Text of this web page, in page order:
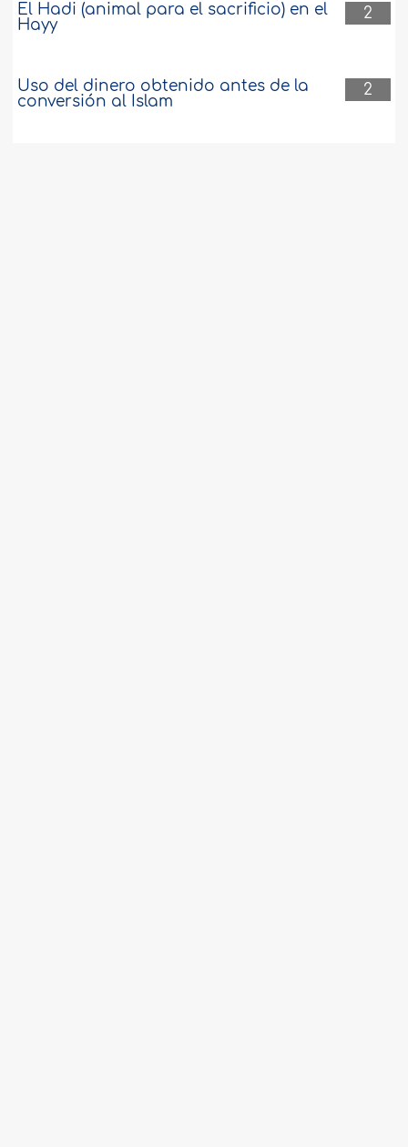
2
El Hadi (animal para el sacrificio) en el
Hayy
2
Uso del dinero obtenido antes de la
conversión al Islam